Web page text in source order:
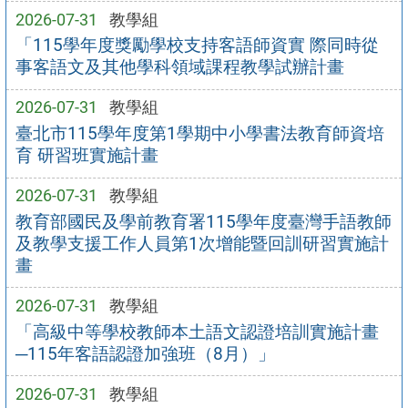
2026-07-31 教學組
「115學年度獎勵學校支持客語師資實 際同時從
事客語文及其他學科領域課程教學試辦計畫
2026-07-31 教學組
臺北市115學年度第1學期中小學書法教育師資培
育 研習班實施計畫
2026-07-31 教學組
教育部國民及學前教育署115學年度臺灣手語教師
及教學支援工作人員第1次增能暨回訓研習實施計
畫
2026-07-31 教學組
「高級中等學校教師本土語文認證培訓實施計畫
─115年客語認證加強班（8月）」
2026-07-31 教學組